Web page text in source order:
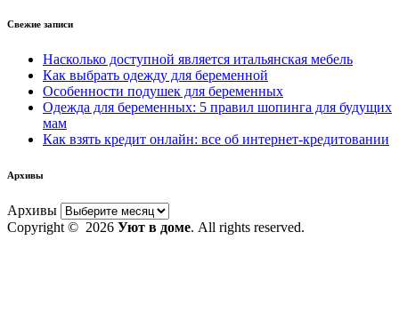
Свежие записи
Насколько доступной является итальянская мебель
Как выбрать одежду для беременной
Особенности подушек для беременных
Одежда для беременных: 5 правил шопинга для будущих
мам
Как взять кредит онлайн: все об интернет-кредитовании
Архивы
Архивы
Copyright © 2026 Уют в доме. All rights reserved.